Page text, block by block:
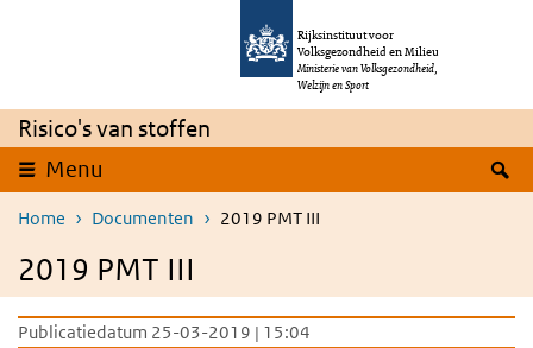
Overslaan en naar de inhoud gaan
Rijksinstituut voor
Volksgezondheid en Milieu
Ministerie van Volksgezondheid,
Welzijn en Sport
Risico's van stoffen
Menu
Home Documenten 2019 PMT III
2019 PMT III
Publicatiedatum 25-03-2019 | 15:04